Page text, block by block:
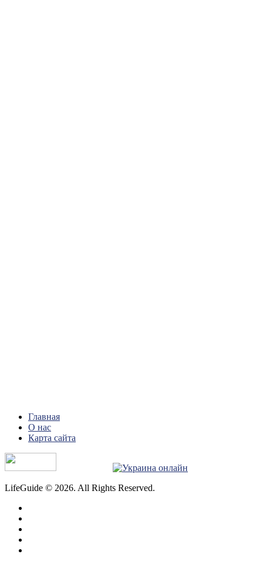
Главная
О нас
Карта сайта
LifeGuide © 2026. All Rights Reserved.